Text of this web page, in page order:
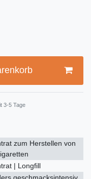
3-5 Tage
zum Herstellen von
| Longfill